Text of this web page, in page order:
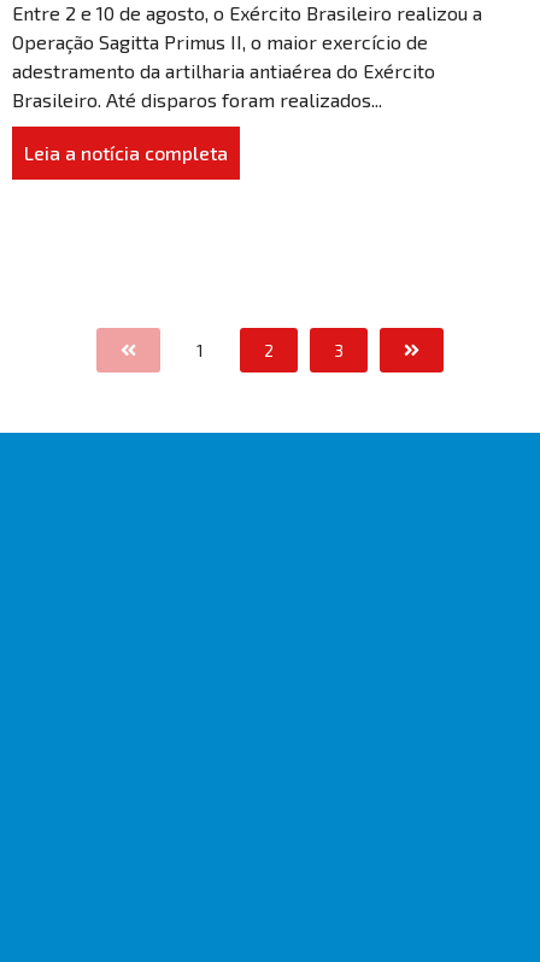
Entre 2 e 10 de agosto, o Exército Brasileiro realizou a
Operação Sagitta Primus II, o maior exercício de
adestramento da artilharia antiaérea do Exército
Brasileiro. Até disparos foram realizados...
Leia a notícia completa
1 2 3